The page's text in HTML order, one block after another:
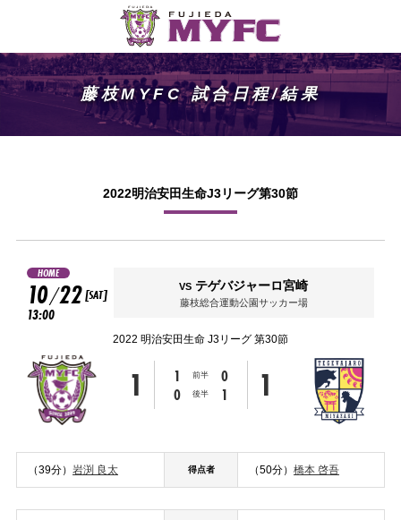
藤枝MYFC 試合日程/結果
2022明治安田生命J3リーグ第30節
10/22 [SAT]
13:00
HOME
VS テゲバジャーロ宮崎
藤枝総合運動公園サッカー場
2022 明治安田生命 J3リーグ 第30節
1 1 前半
0
0
後半 1 1
（39分） 岩渕 良太 得点者 （50分） 橋本 啓吾